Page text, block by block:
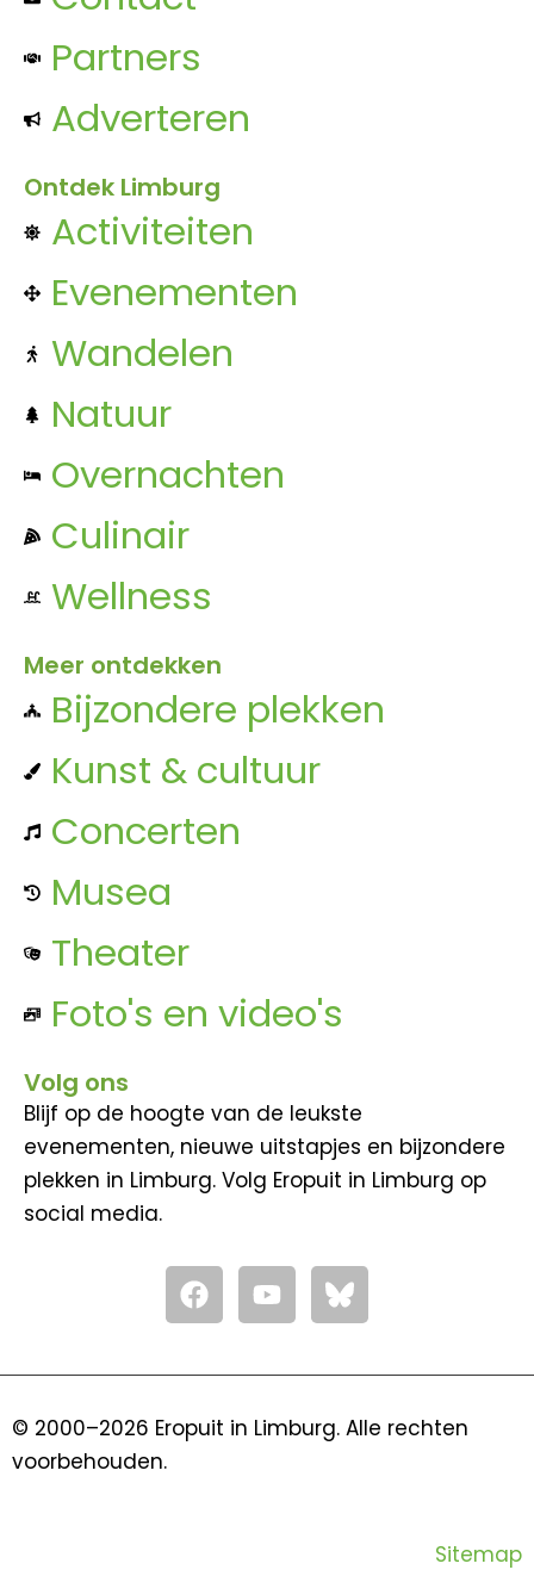
Partners
Adverteren
Ontdek Limburg
Activiteiten
Evenementen
Wandelen
Natuur
Overnachten
Culinair
Wellness
Meer ontdekken
Bijzondere plekken
Kunst & cultuur
Concerten
Musea
Theater
Foto's en video's
Volg ons
Blijf op de hoogte van de leukste
evenementen, nieuwe uitstapjes en bijzondere
plekken in Limburg. Volg Eropuit in Limburg op
social media.
F
a
c
e
o
Y
o
u
t
b
© 2000–2026 Eropuit in Limburg. Alle rechten
voorbehouden.
Sitemap